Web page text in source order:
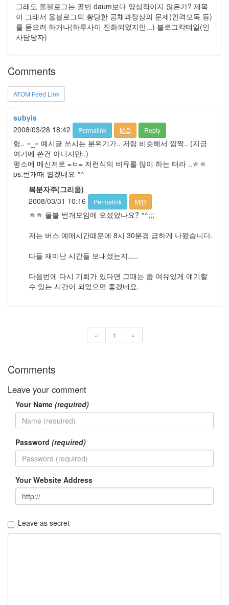
그래도 올블로그는 골빈 daum보다 양심적이지 않은가? 제목
이 그래서 올블로그의 황당한 공채과정상의 문제(인격모독 등)
를 묻으려 하거나(하루사이 진화되었지만...) 블로그칵테일(인
사담당자)
Comments
ATOM Feed Link
subyis
2008/03/28 18:42
Permalink M/D Reply
헙.. =_= 예시글 쓰시는 분위기가.. 저랑 비슷해서 깜짝.. (지금
여기에 쓴건 아니지만..)
평소에 메신저로 =ㅂ= 저런식의 비유를 많이 하는 터라 ..ㅎㅎ
ps.번개때 뵙겠네요 ^^
복분자주(그리움)
2008/03/31 10:16
Permalink M/D
ㅎㅎ 올블 번개모임에 오셨었나요? ^^;;;
저는 버스 예매시간때문에 8시 30분경 급하게 나왔습니다.
다들 재미난 시간들 보내셨는지.....
다음번에 다시 기회가 있다면 그때는 좀 여유있게 얘기할
수 있는 시간이 되었으면 좋겠네요.
« 1 »
Comments
Leave your comment
Your Name (required)
Password (required)
Your Website Address
Leave as secret
환...
44
웃
고
면...
독
후
3
Bloger-
지
식
In
1
Global
저
좋
하
노
4
블
로
이
야
기
로
그